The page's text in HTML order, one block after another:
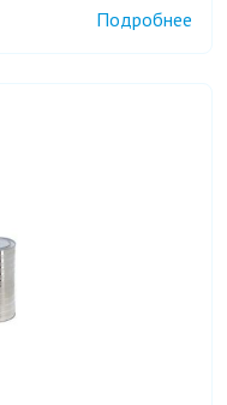
Подробнее